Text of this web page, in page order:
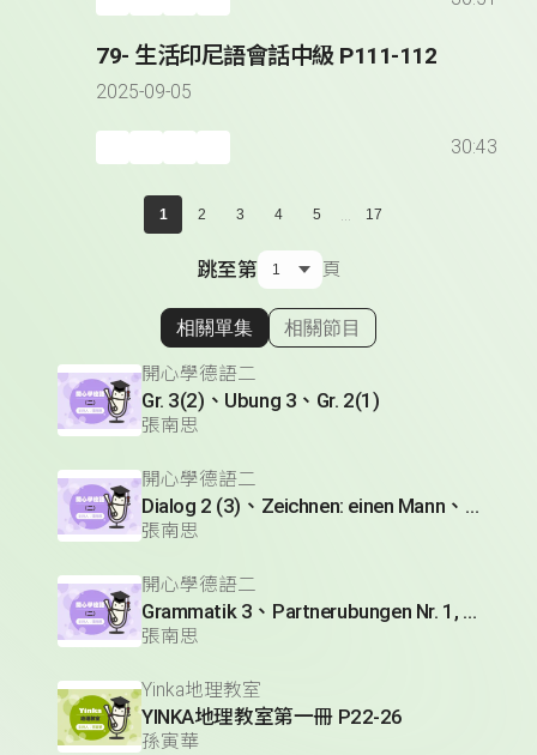
79- 生活印尼語會話中級 P111-112
2025-09-05
30:43
1 2 3 4 5 ... 17
跳至第 頁
顯示相關單集
相關單集 相關節目
開心學德語二
Gr. 3(2)、Ubung 3、Gr. 2(1)
張南思
開心學德語二
Dialog 2 (3)、Zeichnen: einen Mann、Lesetext 1(1)
張南思
開心學德語二
Grammatik 3、Partnerubungen Nr. 1, 3、Dialog 2(1)
張南思
Yinka地理教室
YINKA地理教室第一冊 P22-26
孫寅華